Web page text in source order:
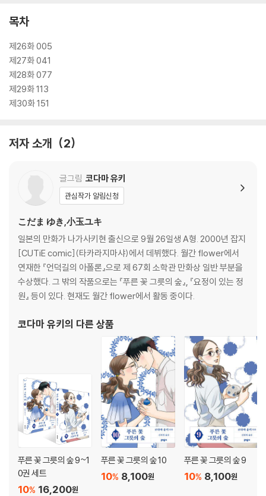
목차
제26화 005
제27화 041
제28화 077
제29화 113
제30화 151
저자 소개 2
글그림 코다마 유키
관심작가 알림신청
こだま ゆき,小玉ユキ
일본의 만화가 나가사키현 출신으로 9월 26일생 A형. 2000년 잡지
[CUTiE comic](타카라지마샤)에서 데뷔했다. 월간 flower에서
연재한 『언덕길의 아폴론』으로 제 67회 소학관 만화상 일반 부분을
수상했다. 그 밖의 작품으로는 『푸른 꽃 그릇의 숲』, 『요정이 있는 정
원』 등이 있다. 현재도 월간 flower에서 활동 중이다.
코다마 유키 의 다른 상품
푸른 꽃 그릇의 숲 9~1
0권 세트
16,200원
10%
푸른 꽃 그릇의 숲 10
8,100원
10%
푸른 꽃 그릇의 숲 9
8,100원
10%